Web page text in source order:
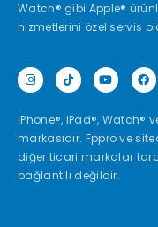
Watch® gibi Apple®
hizmetlerini özel servis
iPhone®, iPad®, Watch®
markasıdır. Fppro ve
diğer ticari markalar
bağlantılı değildir.